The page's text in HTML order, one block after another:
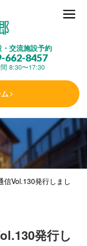
交流施設予約
662-8457
8:30〜17:30
信Vol.130発行しまし
発行し